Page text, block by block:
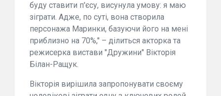
буду ставити п'єсу, висунула умову: я маю
зіграти. Адже, по суті, вона створила
персонажа Маринки, базуючи його на мені
приблизно на 70%," – ділиться акторка та
режисерка вистави "Дружини" Вікторія
Білан-Ращук.
Вікторія вирішила запропонувати своєму